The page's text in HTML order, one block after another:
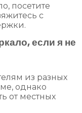
посетите
с
если я не
из разных
однако
от местных